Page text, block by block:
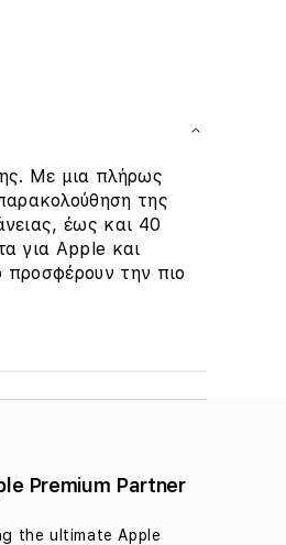
Με μια πλήρως
της
έως και 40
για Apple και
προσφέρουν την πιο
Premium Partner
the ultimate Apple